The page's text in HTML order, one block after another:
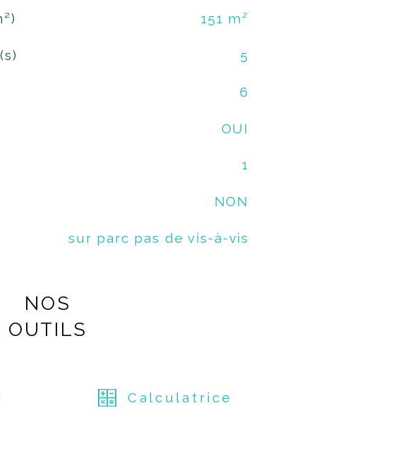
151 m²
5
6
OUI
1
NON
sur parc pas de vis-à-vis
NOS
OUTILS
Calculatrice